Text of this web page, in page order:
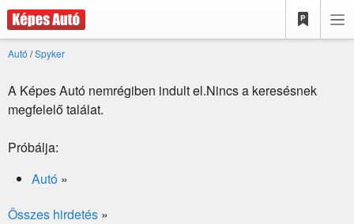
Autó /Spyker
A Képes Autó nemrégiben indult el.Nincs a keresésnek
megfelelő találat.
Próbálja:
Autó »
Összes hirdetés »